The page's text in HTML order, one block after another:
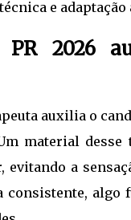
e
2026
auxilia o
material
a